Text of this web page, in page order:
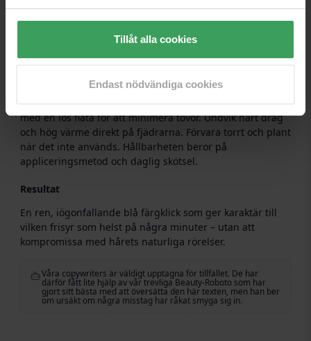
Tillåt alla cookies
Endast nödvändiga cookies
Styla håret som vanligt. Använd låg värme nära
fjädrarna och undvik direkt värme på tillbehöret.
Demontering: lossa försiktigt vid behov så att
Skötsel och hållbarhet
med en lös fläta för att minimera tovor. Undvik hårt drag
och hög värme direkt på fjädrarna. Förvara torrt och plant
när det inte används. Hållbarheten beror på
appliceringsmetod och daglig skötsel.
Resultat
En ren, iögonfallande blå färgklick som ger karaktär till
vilken frisyr som helst på några minuter – utan att
kompromissa med hårets naturliga rörelser.
Våra copywriters är väldigt upptagna för tillfället. De har
därför fått lite hjälp av vår trevliga Beauty-Roboto som har
gjort sitt bästa med att översätta den här texten, men han ber
om ursäkt om några misstag har råkat smyga sig in.